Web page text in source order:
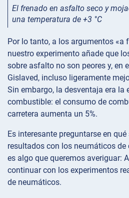
El frenado en asfalto seco y
una temperatura de +3 °C
Por lo tanto, a los argumentos «a
nuestro experimento añade que
sobre asfalto no son peores y, en
Gislaved, incluso ligeramente
Sin embargo, la desventaja era la
combustible: el consumo de
carretera aumenta un 5%.
Es interesante preguntarse en
resultados con los neumáticos
es algo que queremos averiguar:
continuar con los experimentos
de neumáticos.